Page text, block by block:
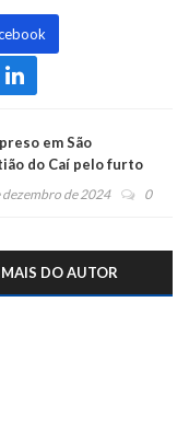
em São
do Caí pelo furto
motores
dezembro de 2024 0
MAIS DO AUTOR